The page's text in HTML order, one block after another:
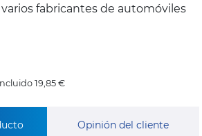
fabricantes de automóviles
19,85 €
Opinión del cliente